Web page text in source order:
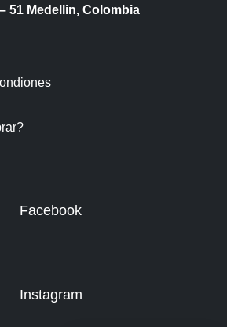
Medellin, Colombia
Facebook
Instagram